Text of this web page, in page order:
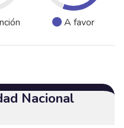
A favor
Nacional